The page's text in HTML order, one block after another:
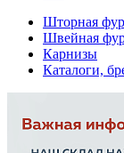
Шторная
Швейная
Карнизы
Каталоги,